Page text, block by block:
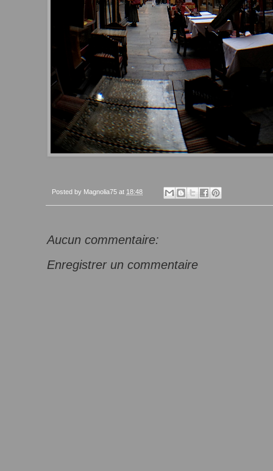
Posted by Magnolia75 at 18:48
Aucun commentaire:
Enregistrer un commentaire